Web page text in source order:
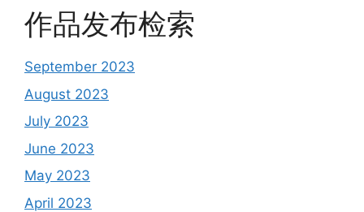
作品发布检索
September 2023
August 2023
July 2023
June 2023
May 2023
April 2023